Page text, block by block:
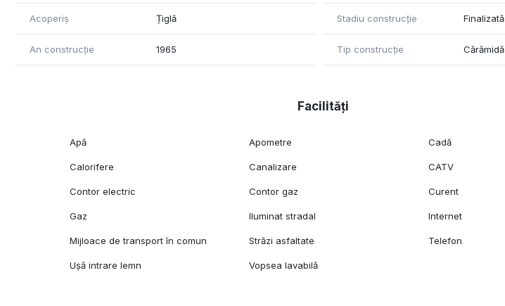
Acoperiș Țiglă Stadiu construcție Finalizată
An construcție 1965 Tip construcție Cărămidă
Facilități
Apă Apometre Cadă
Calorifere Canalizare CATV
Contor electric Contor gaz Curent
Gaz Iluminat stradal Internet
Mijloace de transport în comun Străzi asfaltate Telefon
Ușă intrare lemn Vopsea lavabilă